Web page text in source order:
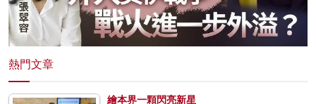
熱門文章
繪本界一顆閃亮新星